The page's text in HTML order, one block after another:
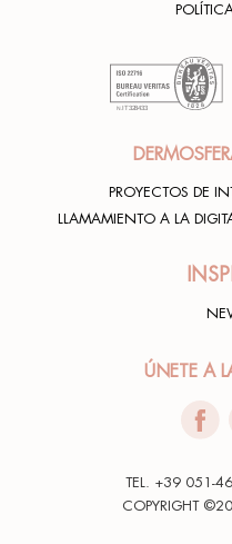
PROYECTOS DE
LLAMAMIENTO A LA
ÚNETE A
TEL. +39 051-
COPYRIGHT